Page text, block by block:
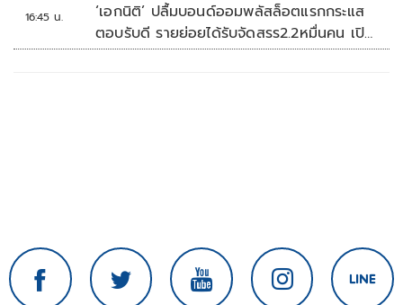
16:45 น.
‘เอกนิติ’ ปลื้มบอนด์ออมพลัสล็อตแรกกระแส
ตอบรับดี รายย่อยได้รับจัดสรร2.2หมื่นคน เปิด
จองรอบใหม่ก.ย.นี้